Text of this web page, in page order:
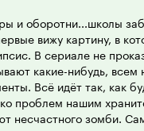
и оборотни...школы
вижу картину, в
В сериале не
какие-нибудь,
Всё идёт так, как
проблем нашим
несчастного зомби.